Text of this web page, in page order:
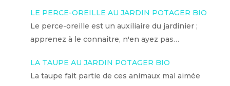
LE PERCE-OREILLE AU JARDIN POTAGER BIO
Le perce-oreille est un auxiliaire du jardinier ;
apprenez à le connaitre, n'en ayez pas…
LA TAUPE AU JARDIN POTAGER BIO
La taupe fait partie de ces animaux mal aimée